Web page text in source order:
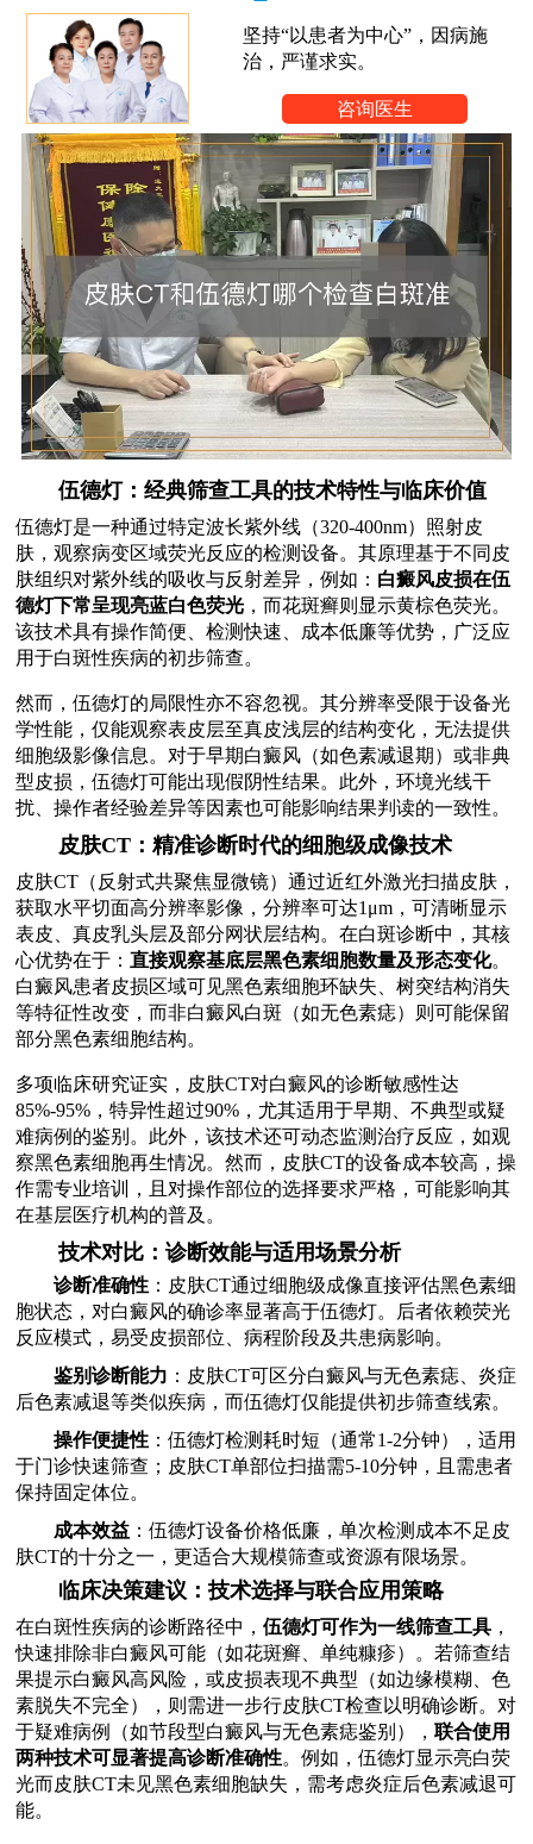
坚持“以患者为中心”，因病施
治，严谨求实。
咨询医生
伍德灯：经典筛查工具的技术特性与临床价值
伍德灯是一种通过特定波长紫外线（320-400nm）照射皮
肤，观察病变区域荧光反应的检测设备。其原理基于不同皮
肤组织对紫外线的吸收与反射差异，例如： 白癜风皮损在伍
德灯下常呈现亮蓝白色荧光 ，而花斑癣则显示黄棕色荧光。
该技术具有操作简便、检测快速、成本低廉等优势，广泛应
用于白斑性疾病的初步筛查。
然而，伍德灯的局限性亦不容忽视。其分辨率受限于设备光
学性能，仅能观察表皮层至真皮浅层的结构变化，无法提供
细胞级影像信息。对于早期白癜风（如色素减退期）或非典
型皮损，伍德灯可能出现假阴性结果。此外，环境光线干
扰、操作者经验差异等因素也可能影响结果判读的一致性。
皮肤CT：精准诊断时代的细胞级成像技术
皮肤CT（反射式共聚焦显微镜）通过近红外激光扫描皮肤，
获取水平切面高分辨率影像，分辨率可达1μm，可清晰显示
表皮、真皮乳头层及部分网状层结构。在白斑诊断中，其核
心优势在于：直接观察基底层黑色素细胞数量及形态变化。
白癜风患者皮损区域可见黑色素细胞环缺失、树突结构消失
等特征性改变，而非白癜风白斑（如无色素痣）则可能保留
部分黑色素细胞结构。
多项临床研究证实，皮肤CT对白癜风的诊断敏感性达
85%-95%，特异性超过90%，尤其适用于早期、不典型或疑
难病例的鉴别。此外，该技术还可动态监测治疗反应，如观
察黑色素细胞再生情况。然而，皮肤CT的设备成本较高，操
作需专业培训，且对操作部位的选择要求严格，可能影响其
在基层医疗机构的普及。
技术对比：诊断效能与适用场景分析
诊断准确性 ：皮肤CT通过细胞级成像直接评估黑色素细
胞状态，对白癜风的确诊率显著高于伍德灯。后者依赖荧光
反应模式，易受皮损部位、病程阶段及共患病影响。
鉴别诊断能力 ：皮肤CT可区分白癜风与无色素痣、炎症
后色素减退等类似疾病，而伍德灯仅能提供初步筛查线索。
操作便捷性 ：伍德灯检测耗时短（通常1-2分钟），适用
于门诊快速筛查；皮肤CT单部位扫描需5-10分钟，且需患者
保持固定体位。
成本效益 ：伍德灯设备价格低廉，单次检测成本不足皮
肤CT的十分之一，更适合大规模筛查或资源有限场景。
临床决策建议：技术选择与联合应用策略
在白斑性疾病的诊断路径中，伍德灯可作为一线筛查工具 ，
快速排除非白癜风可能（如花斑癣、单纯糠疹）。若筛查结
果提示白癜风高风险，或皮损表现不典型（如边缘模糊、色
素脱失不完全），则需进一步行皮肤CT检查以明确诊断。对
于疑难病例（如节段型白癜风与无色素痣鉴别），联合使用
两种技术可显著提高诊断准确性。例如，伍德灯显示亮白荧
光而皮肤CT未见黑色素细胞缺失，需考虑炎症后色素减退可
能。